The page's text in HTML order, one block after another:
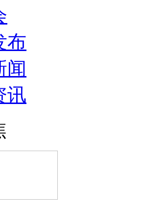
布
闻
讯